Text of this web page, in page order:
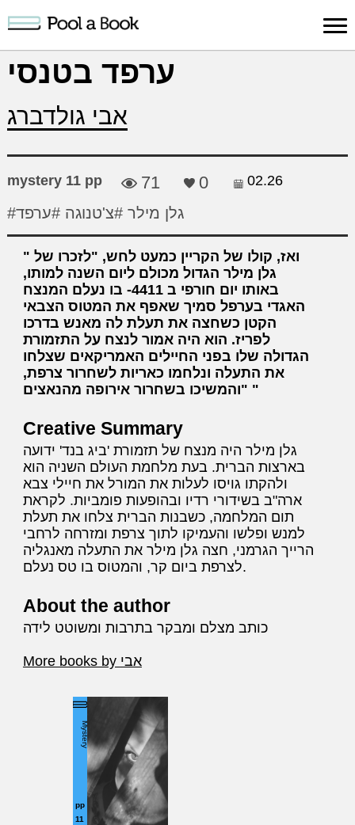
Sign in
Publish
Book
Book
ערפד בטנסי
אבי גולדברג
mystery 11 pp 71 0 02.26
#גלן מילר#צ'טנוגה#ערפד
גלן מילר הגדול מכולם ליום השנה למותו,
באותו יום חורפי ב 4411- בו נעלם המנצח
האגדי בערפל סמיך שאפף את המטוס הצבאי
הקטן כשחצה את תעלת לה מאנש בדרכו
לפריז. הוא היה אמור לנצח על התזמורת
הגדולה שלו בפני החיילים האמריקאים שצלחו
את התעלה ונלחמו כאריות לשחרור צרפת,
והמשיכו בשחרור אירופה מהנאצים"
Creative Summary
גלן מילר היה מנצח של תזמורת 'ביג בנד' ידועה
בארצות הברית. בעת מלחמת העולם השניה הוא
ולהקתו גויסו לעלות את המורל את חיילי צבא
ארה"ב בשידורי רדיו ובהופעות פומביות. לקראת
תום המלחמה, כשבנות הברית צלחו את תעלת
למנש ופלשו והעמיקו לתוך צרפת ומזרחה לרחבי
הרייך הגרמני, חצה גלן מילר את התעלה מאנגליה
לצרפת ביום קר, והמטוס בו טס נעלם.
About the author
כותב מצלם ומבקר בתרבות ומשוטט לידה
More books by אבי
Mystery
pp
11